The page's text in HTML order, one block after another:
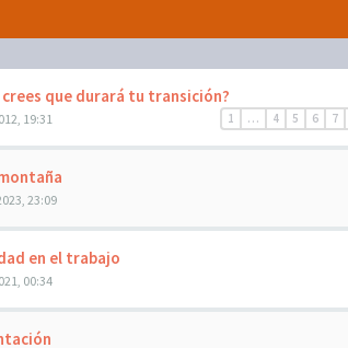
crees que durará tu transición?
1 … 4 5 6 7
19:31
23:09
en el trabajo
00:34